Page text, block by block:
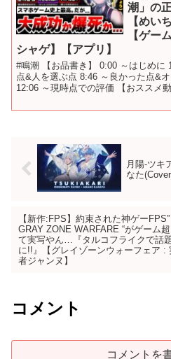
潮」の
【めい
【ゲー
シャゲ】【アプリ】
#鳴潮 【お品書き】 0:00 ～はじめに
点&人を選ぶ点 8:46 ～良かった点&
12:06 ～現時点での評価 【おススメ
月陽-ツキ
なた
【新作:FPS】約束された神ゲーFPS”
GRAY ZONE WARFARE “がゲーム超
て実写やん…『タルコフライクで話
に!!』【グレイゾーンウォーフェア :
者ジャンヌ】
コメント
コメントを